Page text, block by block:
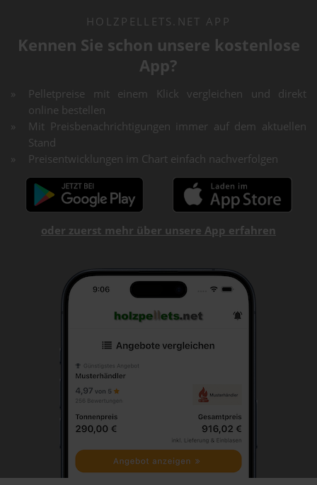
HOLZPELLETS.NET APP
Kennen Sie schon unsere kostenlose
App?
Pelletpreise mit einem Klick vergleichen und direkt
online bestellen
Mit Preisbenachrichtigungen immer auf dem aktuellen
Stand
Preisentwicklungen im Chart einfach nachverfolgen
oder zuerst mehr über unsere App erfahren